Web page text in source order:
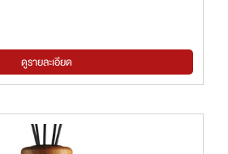
ดูรายละเอียด